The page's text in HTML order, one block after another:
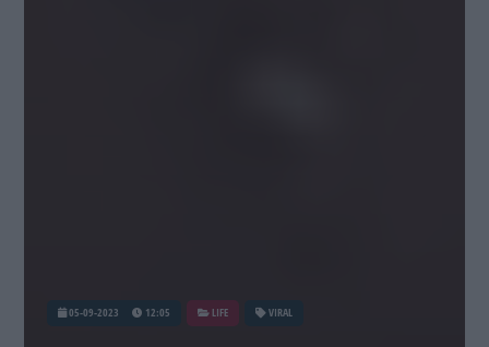
05-09-2023 12:05 LIFE VIRAL